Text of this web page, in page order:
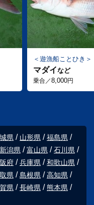
遊漁船ことひき
マダイなど
乗合／8,000円
県 山形県
福島県
新潟県 富山県
石川県
府 兵庫県
和歌山県
県 島根県
高知県
県 長崎県
熊本県